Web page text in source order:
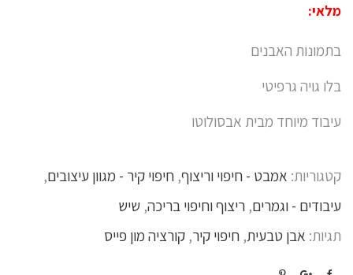
מלאי:
בתמונות האבנים
בלו גויה גרפיטי
עיבוד מיוחד מבית אבסולוטו
קטגוריות: אמבט - חיפוי וריצוף, חיפוי קיר - מגוון עיצובים,
עיבודים - וגמרים, ריצוף וחיפוי בריכה, שיש
תגיות: אבן טבעית, חיפוי קיר, קורציה מון פייס